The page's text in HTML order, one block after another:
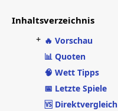
Inhaltsverzeichnis
+ 🔥 Vorschau
📊 Quoten
🧠 Wett Tipps
📅 Letzte Spiele
🆚 Direktvergleich